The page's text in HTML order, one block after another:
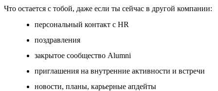
Что остается с тобой, даже если ты сейчас в другой компании:
персональный контакт с HR
поздравления
закрытое сообщество Alumni
приглашения на внутренние активности и встречи
новости, планы, карьерные апдейты